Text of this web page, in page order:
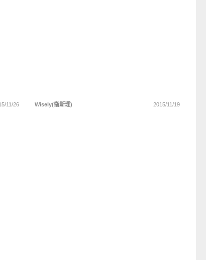
11/26 Wisely(衞斯理) 2015/11/19